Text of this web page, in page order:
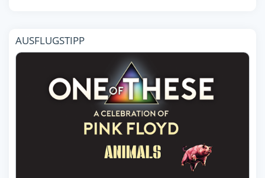
AUSFLUGSTIPP